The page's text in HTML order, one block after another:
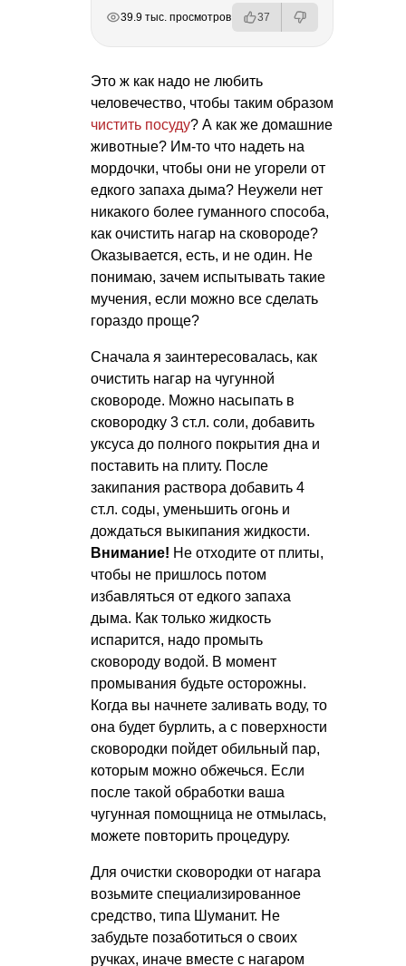
39.9 тыс. просмотров 37
Это ж как надо не любить
человечество, чтобы таким образом
чистить посуду? А как же домашние
животные? Им-то что надеть на
мордочки, чтобы они не угорели от
едкого запаха дыма? Неужели нет
никакого более гуманного способа,
как очистить нагар на сковороде?
Оказывается, есть, и не один. Не
понимаю, зачем испытывать такие
мучения, если можно все сделать
гораздо проще?
Сначала я заинтересовалась, как
очистить нагар на чугунной
сковороде. Можно насыпать в
сковородку 3 ст.л. соли, добавить
уксуса до полного покрытия дна и
поставить на плиту. После
закипания раствора добавить 4
ст.л. соды, уменьшить огонь и
дождаться выкипания жидкости.
Внимание! Не отходите от плиты,
чтобы не пришлось потом
избавляться от едкого запаха
дыма. Как только жидкость
испарится, надо промыть
сковороду водой. В момент
промывания будьте осторожны.
Когда вы начнете заливать воду, то
она будет бурлить, а с поверхности
сковородки пойдет обильный пар,
которым можно обжечься. Если
после такой обработки ваша
чугунная помощница не отмылась,
можете повторить процедуру.
Для очистки сковородки от нагара
возьмите специализированное
средство, типа Шуманит. Не
забудьте позаботиться о своих
ручках, иначе вместе с нагаром